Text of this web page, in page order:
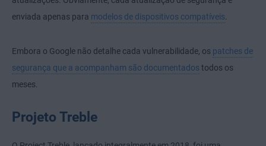
enviada apenas para modelos de dispositivos compatíveis.
Embora o Google não detalhe cada vulnerabilidade, os patches de
segurança que a acompanham são documentados todos os
meses.
Projeto Treble